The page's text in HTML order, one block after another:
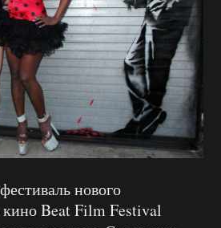
нового
кино Beat Film Festival